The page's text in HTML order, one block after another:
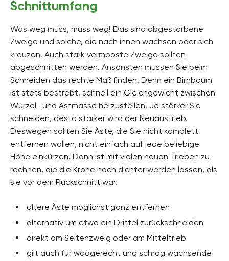
Schnittumfang
Was weg muss, muss weg! Das sind abgestorbene
Zweige und solche, die nach innen wachsen oder sich
kreuzen. Auch stark vermooste Zweige sollten
abgeschnitten werden. Ansonsten müssen Sie beim
Schneiden das rechte Maß finden. Denn ein Birnbaum
ist stets bestrebt, schnell ein Gleichgewicht zwischen
Wurzel- und Astmasse herzustellen. Je stärker Sie
schneiden, desto stärker wird der Neuaustrieb.
Deswegen sollten Sie Äste, die Sie nicht komplett
entfernen wollen, nicht einfach auf jede beliebige
Höhe einkürzen. Dann ist mit vielen neuen Trieben zu
rechnen, die die Krone noch dichter werden lassen, als
sie vor dem Rückschnitt war.
ältere Äste möglichst ganz entfernen
alternativ um etwa ein Drittel zurückschneiden
direkt am Seitenzweig oder am Mitteltrieb
gilt auch für waagerecht und schräg wachsende